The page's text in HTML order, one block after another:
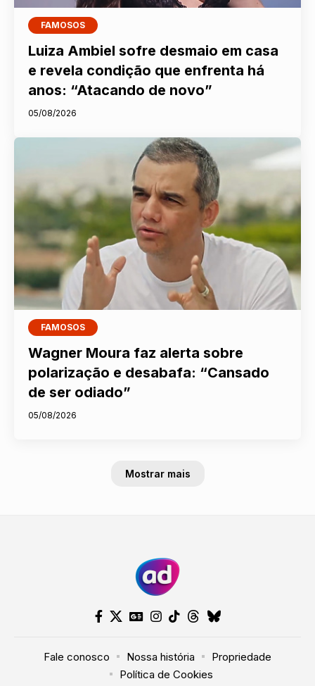
Nosso site usa cookies e outras
com a nossa
Política de Cookies
Política de Privacidade . Ao continuar
navegando, você concorda com estas
Prosseguir
FAMOSOS
Luiza Ambiel sofre desmaio em casa
e revela condição que enfrenta há
anos: “Atacando de novo”
05/08/2026
FAMOSOS
Wagner Moura faz alerta sobre
polarização e desabafa: “Cansado
de ser odiado”
05/08/2026
Mostrar mais
Fale conosco Nossa história
Propriedade
Política de Cookies